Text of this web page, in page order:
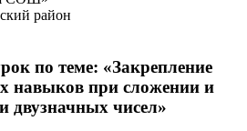
район
по теме: «Закрепление
навыков при сложении и
двузначных чисел»